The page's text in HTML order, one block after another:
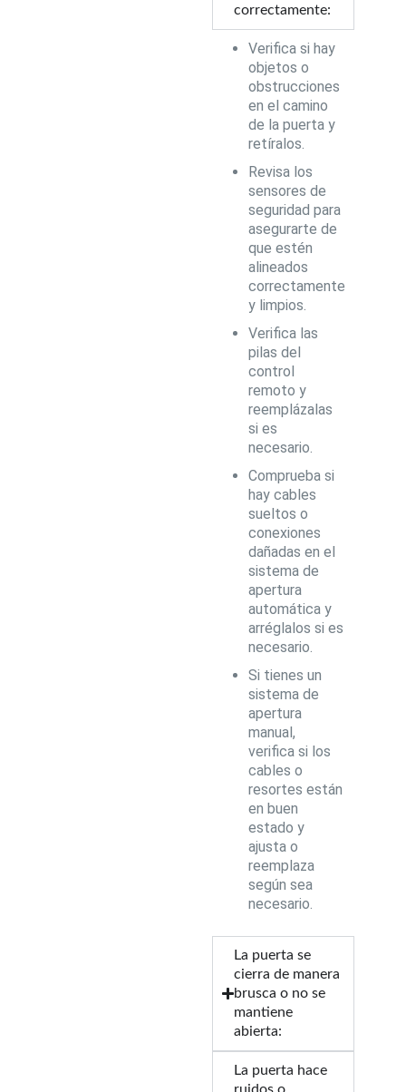
correctamente:
Verifica si hay
objetos o
obstrucciones
en el camino
de la puerta y
retíralos.
Revisa los
sensores de
seguridad para
asegurarte de
que estén
alineados
correctamente
y limpios.
Verifica las
pilas del
control
remoto y
reemplázalas
si es
necesario.
Comprueba si
hay cables
sueltos o
conexiones
dañadas en el
sistema de
apertura
automática y
arréglalos si es
necesario.
Si tienes un
sistema de
apertura
manual,
verifica si los
cables o
resortes están
en buen
estado y
ajusta o
reemplaza
según sea
necesario.
La puerta se
cierra de manera
brusca o no se
mantiene
abierta:
La puerta hace